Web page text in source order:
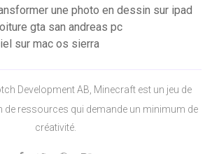
une photo en dessin sur ipad
gta san andreas pc
sur mac os sierra
Development AB, Minecraft est un jeu de
de ressources qui demande un minimum de
créativité.